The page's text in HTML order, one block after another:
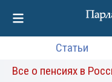
Статьи
Все о пенсиях в